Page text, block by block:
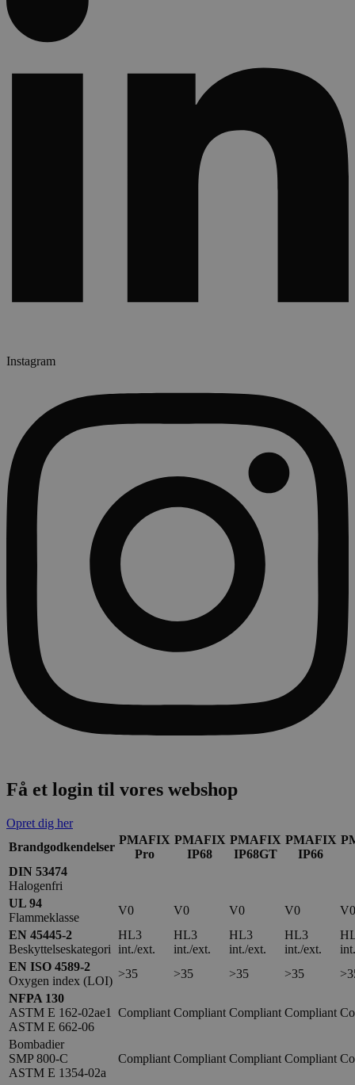
Instagram
Få et login til vores webshop
Opret dig her
Brandgodkendelser
PMAFIX
Pro
PMAFIX
IP68
PMAFIX
IP68GT
PMAFIX
IP66
DIN 53474
Halogenfri
UL 94
Flammeklasse
V0 V0 V0 V0
V0
EN 45445-2
Beskyttelseskategori
HL3
int./ext.
HL3
int./ext.
HL3
int./ext.
HL3
int./ext.
EN ISO 4589-2
Oxygen index (LOI)
>35 >35 >35 >35
NFPA 130
ASTM E 162-02ae1
ASTM E 662-06
Compliant Compliant Compliant Compliant
Bombadier
SMP 800-C
ASTM E 1354-02a
Compliant Compliant Compliant Compliant